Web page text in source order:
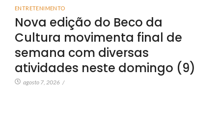
ENTRETENIMENTO
Nova edição do Beco da
Cultura movimenta final de
semana com diversas
atividades neste domingo (9)
agosto 7, 2026 /